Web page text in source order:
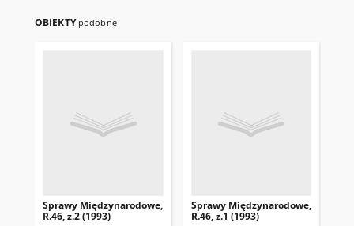
OBIEKTY podobne
Sprawy Międzynarodowe,
R.46, z.2 (1993)
Sprawy Międzynarodowe,
R.46, z.1 (1993)